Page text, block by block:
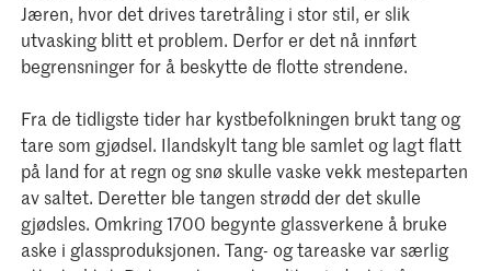
Jæren, hvor det drives taretråling i stor stil, er slik
utvasking blitt et problem. Derfor er det nå innført
begrensninger for å beskytte de flotte strendene.
Fra de tidligste tider har kystbefolkningen brukt tang og
tare som gjødsel. Ilandskylt tang ble samlet og lagt flatt
på land for at regn og snø skulle vaske vekk mesteparten
av saltet. Deretter ble tangen strødd der det skulle
gjødsles. Omkring 1700 begynte glassverkene å bruke
aske i glassproduksjonen. Tang- og tareaske var særlig